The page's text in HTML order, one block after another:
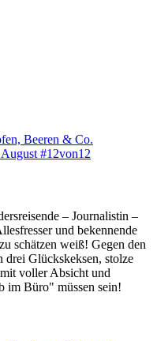
Beeren & Co.
#12von12
– Journalistin –
und bekennende
schätzen weiß! Gegen den
drei Glückskeksen, stolze
voller Absicht und
im Büro" müssen sein!